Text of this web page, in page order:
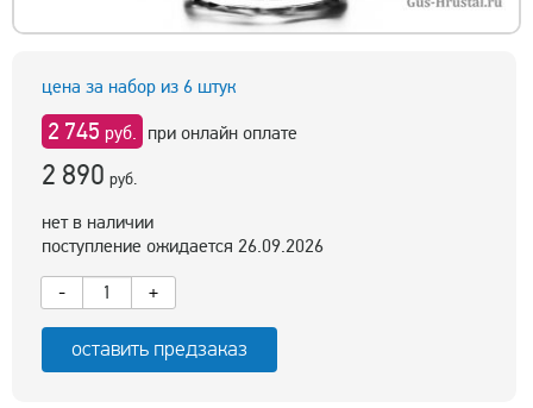
цена за набор из 6 штук
2 745 руб. при онлайн оплате
2 890 руб.
нет в наличии
поступление ожидается 26.09.2026
-
+
оставить предзаказ